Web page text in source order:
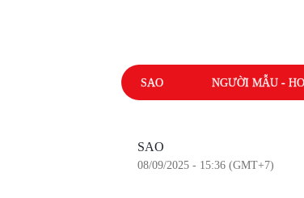
SAO NGƯỜI MẪU -
SAO
08/09/2025 - 15:36 (GMT+7)